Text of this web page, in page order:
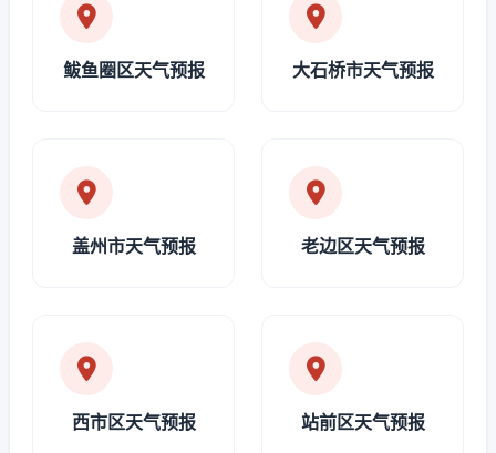
鲅鱼圈区天气预报 大石桥市天气预报
盖州市天气预报 老边区天气预报
西市区天气预报 站前区天气预报